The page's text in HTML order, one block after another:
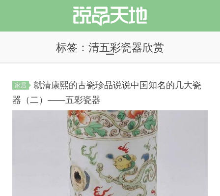
说品天地
标签：清五彩瓷器欣赏
家居
就清康熙的古瓷珍品说说中国知名的几大瓷
器（二）——五彩瓷器